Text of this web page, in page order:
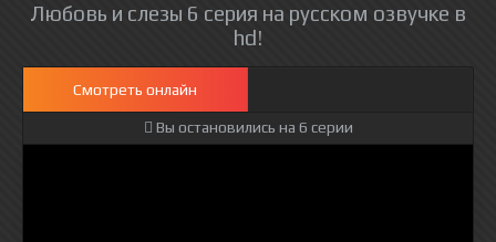
Любовь и слезы 6 серия на русском озвучке в
hd!
Смотреть онлайн
Вы остановились на 6 серии